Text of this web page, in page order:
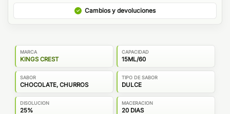
Cambios y devoluciones
MARCA
KINGS CREST
CAPACIDAD
15ML/60
SABOR
CHOCOLATE, CHURROS
TIPO DE SABOR
DULCE
DISOLUCION
25%
MACERACION
20 DIAS